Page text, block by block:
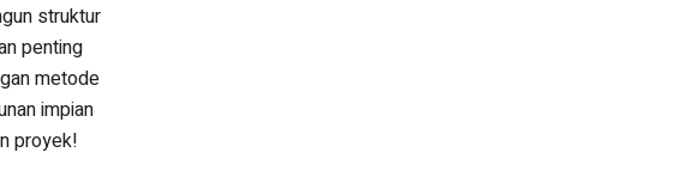
struktur
penting
metode
impian
proyek!